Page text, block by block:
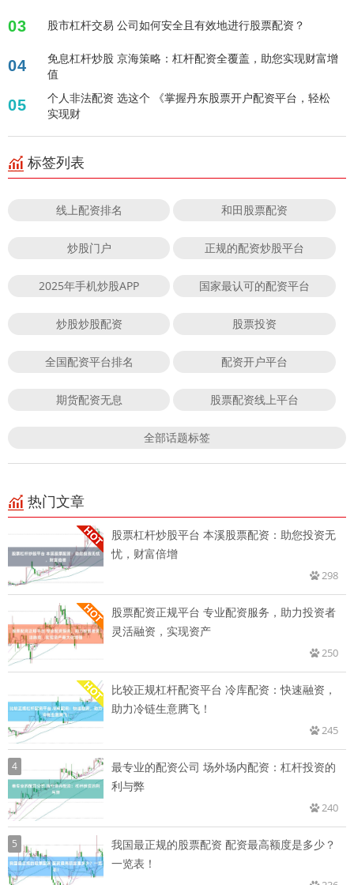
03 股市杠杆交易 公司如何安全且有效地进行股票配资？
04
免息杠杆炒股 京海策略：杠杆配资全覆盖，助您实现财富增
值
05
个人非法配资 选这个 《掌握丹东股票开户配资平台，轻松
实现财
标签列表
线上配资排名 和田股票配资
炒股门户 正规的配资炒股平台
2025年手机炒股APP 国家最认可的配资平台
炒股炒股配资 股票投资
全国配资平台排名 配资开户平台
期货配资无息 股票配资线上平台
全部话题标签
热门文章
股票杠杆炒股平台 本溪股票配资：助您投资无
忧，财富倍增
298
股票配资正规平台 专业配资服务，助力投资者
灵活融资，实现资产
250
比较正规杠杆配资平台 冷库配资：快速融资，
助力冷链生意腾飞！
245
4
最专业的配资公司 场外场内配资：杠杆投资的
利与弊
240
5
我国最正规的股票配资 配资最高额度是多少？
一览表！